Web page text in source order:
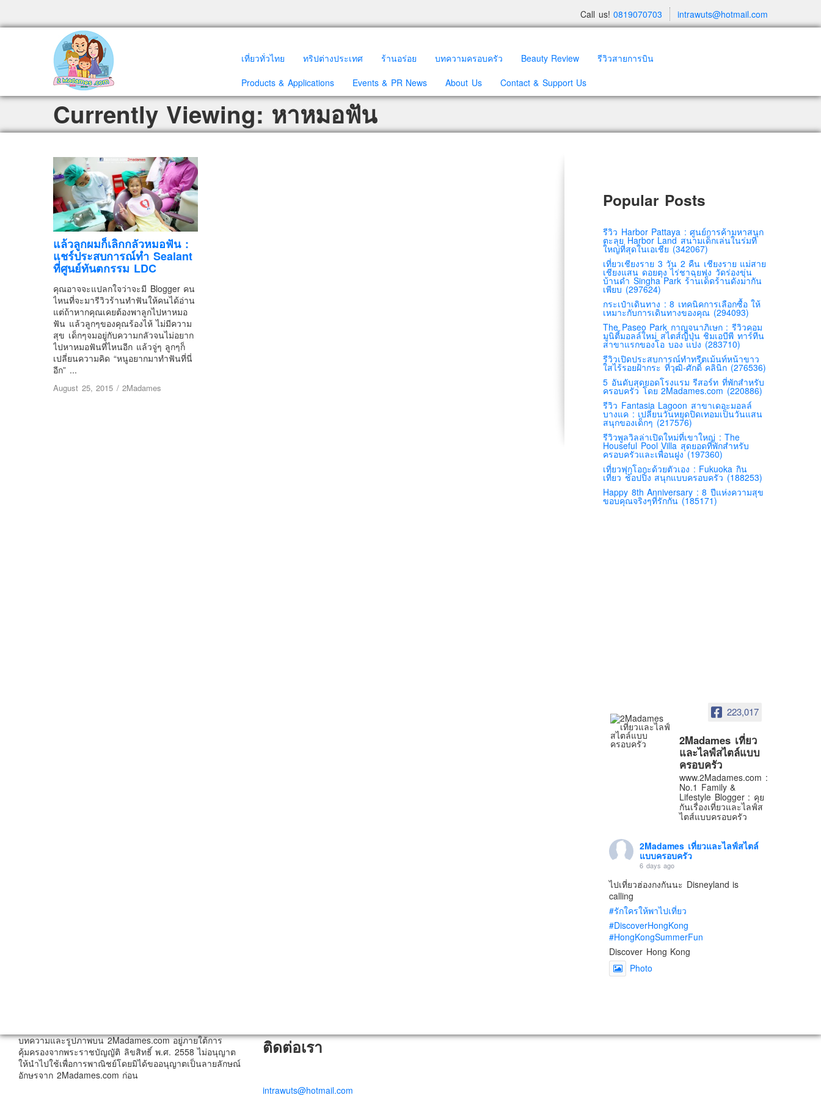
intrawuts@hotmail.com
Call us! 0819070703
เที่ยวทั่วไทย ทริปต่างประเทศ ร้านอร่อย บทความครอบครัว Beauty Review
รีวิวสายการบิน
Products & Applications
Events & PR News About Us Contact & Support Us
Currently Viewing: หาหมอฟัน
แล้วลูกผมก็เลิกกลัวหมอฟัน :
แชร์ประสบการณ์ทำ Sealant
ที่ศูนย์ทันตกรรม LDC
คุณอาจจะแปลกใจว่าจะมี Blogger คน
ไหนที่จะมารีวิวร้านทำฟันให้คนได้อ่าน
แต่ถ้าหากคุณเคยต้องพาลูกไปหาหมอ
ฟัน แล้วลูกๆของคุณร้องไห้ ไม่มีความ
สุข เด็กๆจมอยู่กับความกลัวจนไม่อยาก
ไปหาหมอฟันที่ไหนอีก แล้วจู่ๆ ลูกๆก็
เปลี่ยนความคิด “หนูอยากมาทำฟันที่นี่
อีก” ...
August 25, 2015 / 2Madames
Popular Posts
รีวิว Harbor Pattaya : ศูนย์การค้ามหาสนุก
ตะลุย Harbor Land สนามเด็กเล่นในร่มที่
ใหญ่ที่สุดในเอเชีย (342067)
เที่ยวเชียงราย 3 วัน 2 คืน เชียงราย แม่สาย
เชียงแสน ดอยตุง ไร่ชาฉุยฟง วัดร่องขุ่น
บ้านดำ Singha Park ร้านเด็ดร้านดังมากัน
เพียบ (297624)
กระเป๋าเดินทาง : 8 เทคนิคการเลือกซื้อ ให้
เหมาะกับการเดินทางของคุณ (294093)
The Paseo Park กาญจนาภิเษก : รีวิวคอม
มูนิตี้มอลล์ใหม่ สไตส์ญี่ปุ่น ชิมเอบีพี ทาร์ทีน
สาขาแรกของโอ บอง แปง (283710)
รีวิวเปิดประสบการณ์ทำทรีตเม้นท์หน้าขาว
ใสไร้รอยฝ้ากระ ที่วุฒิ-ศักดิ์ คลินิก (276536)
5 อันดับสุดยอดโรงแรม รีสอร์ท ที่พักสำหรับ
ครอบครัว โดย 2Madames.com (220886)
รีวิว Fantasia Lagoon สาขาเดอะมอลล์
บางแค : เปลี่ยนวันหยุดปิดเทอมเป็นวันแสน
สนุกของเด็กๆ (217576)
รีวิวพูลวิลล่าเปิดใหม่ที่เขาใหญ่ : The
Houseful Pool Villa สุดยอดที่พักสำหรับ
ครอบครัวและเพื่อนฝูง (197360)
เที่ยวฟุกุโอกะด้วยตัวเอง : Fukuoka กิน
เที่ยว ช้อปปิ้ง สนุกแบบครอบครัว (188253)
Happy 8th Anniversary : 8 ปีแห่งความสุข
ขอบคุณจริงๆที่รักกัน (185171)
223,017
2Madames เที่ยว
และไลฟ์สไตล์แบบ
ครอบครัว
www.2Madames.com :
No.1 Family &
Lifestyle Blogger : คุย
กันเรื่องเที่ยวและไลฟ์ส
ไตส์แบบครอบครัว
2Madames เที่ยวและไลฟ์สไตล์
แบบครอบครัว
6 days ago
ไปเที่ยวฮ่องกงกันนะ Disneyland is
calling
#รักใครให้พาไปเที่ยว
#DiscoverHongKong
#HongKongSummerFun
Discover Hong Kong
Photo
แบบครอบครัว
บทความและรูปภาพบน 2Madames.com อยู่ภายใต้การ
คุ้มครองจากพระราชบัญญัติ ลิขสิทธิ์ พ.ศ. 2558 ไม่อนุญาต
ให้นำไปใช้เพื่อการพาณิชย์โดยมิได้ขออนุญาตเป็นลายลักษณ์
อักษรจาก 2Madames.com ก่อน
ติดต่อเรา
intrawuts@hotmail.com